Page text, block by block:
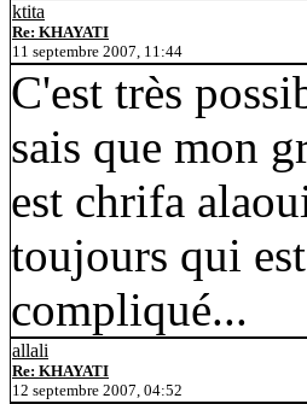
ktita
Re: KHAYATI
11 septembre 2007, 11:44
C'est très
sais que mon
est chrifa
toujours qui
compliqué...
allali
Re: KHAYATI
12 septembre 2007, 04:52